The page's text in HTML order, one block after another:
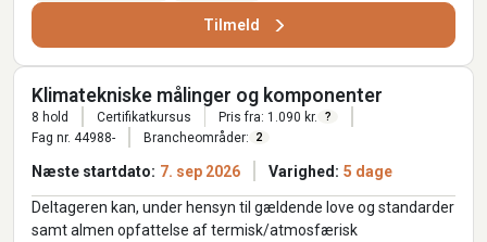
Tilmeld
Klimatekniske målinger og komponenter
8 hold Certifikatkursus Pris fra: 1.090 kr. ?
Fag nr. 44988- Brancheområder: 2
Næste startdato: 7. sep 2026 Varighed: 5 dage
Deltageren kan, under hensyn til gældende love og standarder
samt almen opfattelse af termisk/atmosfærisk